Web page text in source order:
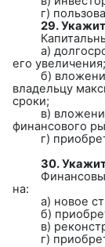
г)
29.
а)
его увеличения;
б)
владельцу
сроки;
в)
финансового
г)
30.
на:
а) новое
б)
в)
г)